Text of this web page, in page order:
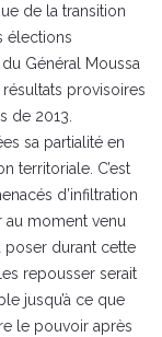
de la transition
élections
Général Moussa
provisoires
de 2013.
sa partialité en
territoriale. C’est
d’infiltration
moment venu
poser durant cette
repousser serait
jusqu’à ce que
le pouvoir après